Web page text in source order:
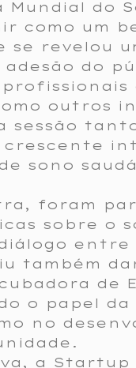
Mundial do
como um
se revelou
do
outros
sessão
crescente
sono
foram
sobre o
também
de
o papel da
no
a